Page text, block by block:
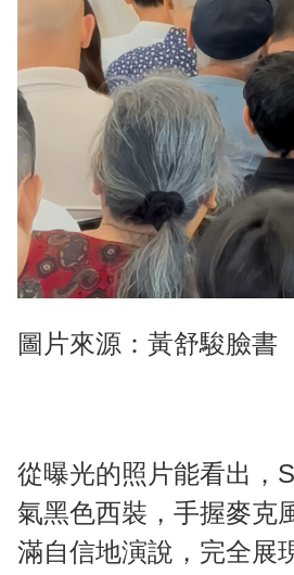
圖片來源：黃舒駿臉書
從曝光的照片能看出，
氣黑色西裝，手握麥克
滿自信地演說，完全展